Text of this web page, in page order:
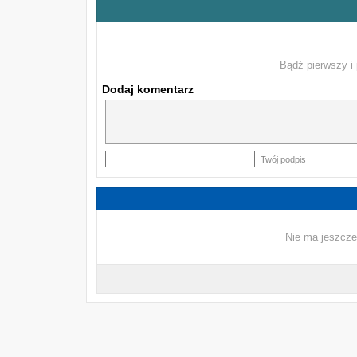
Bądź pierwszy i
Dodaj komentarz
Twój podpis
Nie ma